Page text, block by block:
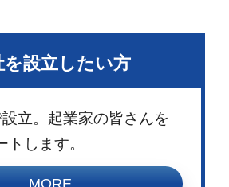
を設立したい方
立。起業家の皆さんを
します。